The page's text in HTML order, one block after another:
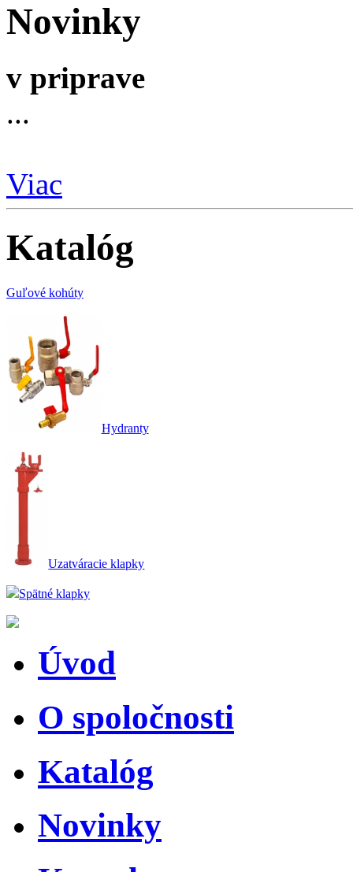
Novinky
v priprave
...
Viac
Katalóg
Guľové kohúty
Hydranty
Uzatváracie klapky
Spätné klapky
Úvod
O spoločnosti
Katalóg
Novinky